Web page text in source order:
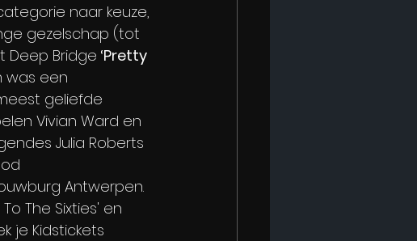
naar keuze,
gezelschap (tot
Deep Bridge ‘Pretty
was een
geliefde
Vivian Ward en
Julia Roberts
Antwerpen.
The Sixties' en
je Kidstickets